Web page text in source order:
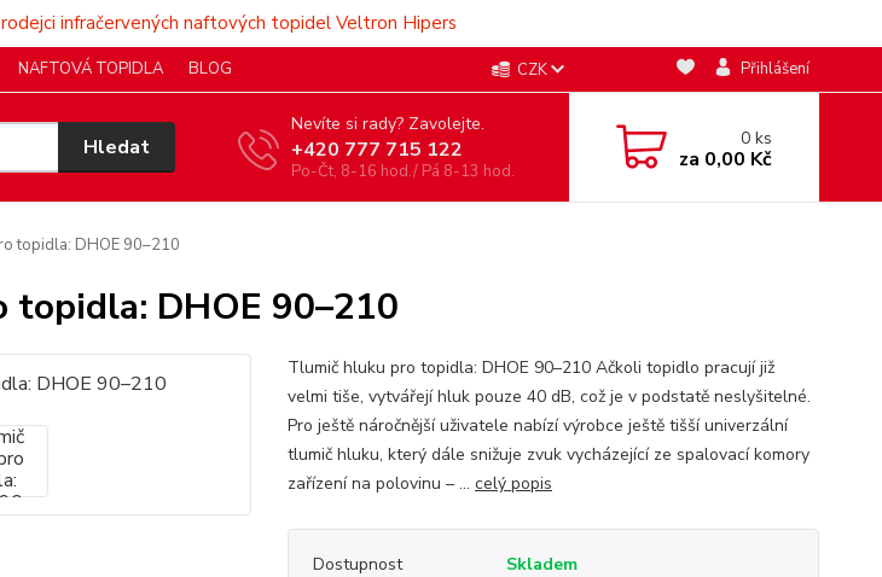
infračervených naftových topidel Veltron Hipers
NAFTOVÁ TOPIDLA BLOG CZK Přihlášení
Hledat
Nevíte si rady? Zavolejte.
+420 777 715 122
Po-Čt, 8-16 hod./ Pá 8-13 hod.
0ks
za 0,00 Kč
topidla: DHOE 90–210
DHOE 90–210
Tlumič hluku pro topidla: DHOE 90–210 Ačkoli topidlo pracují již
velmi tiše, vytvářejí hluk pouze 40 dB, což je v podstatě neslyšitelné.
Pro ještě náročnější uživatele nabízí výrobce ještě tišší univerzální
tlumič hluku, který dále snižuje zvuk vycházející ze spalovací komory
zařízení na polovinu – ... celý popis
Dostupnost Skladem